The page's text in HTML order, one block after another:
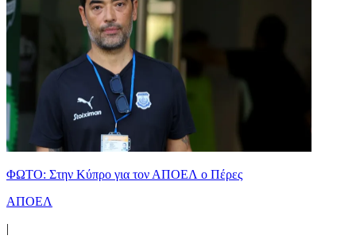
ΦΩΤΟ: Στην Κύπρο για τον ΑΠΟΕΛ ο Πέρες
ΑΠΟΕΛ
|